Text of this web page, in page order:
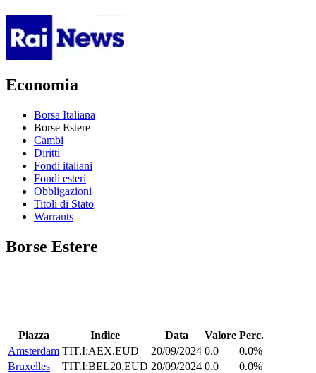
Economia
Borsa Italiana
Borse Estere
Cambi
Diritti
Fondi italiani
Fondi esteri
Obbligazioni
Titoli di Stato
Warrants
Borse Estere
Piazza Indice Data Valore Perc.
Amsterdam TIT.I:AEX.EUD 20/09/2024 0.0
0.0%
Bruxelles
TIT.I:BEL20.EUD 20/09/2024 0.0
0.0%